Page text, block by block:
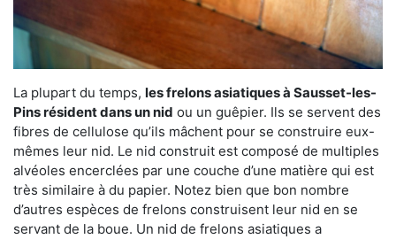
La plupart du temps, les frelons asiatiques à Sausset-les-
Pins résident dans un nid ou un guêpier. Ils se servent des
fibres de cellulose qu’ils mâchent pour se construire eux-
mêmes leur nid. Le nid construit est composé de multiples
alvéoles encerclées par une couche d’une matière qui est
très similaire à du papier. Notez bien que bon nombre
d’autres espèces de frelons construisent leur nid en se
servant de la boue. Un nid de frelons asiatiques a